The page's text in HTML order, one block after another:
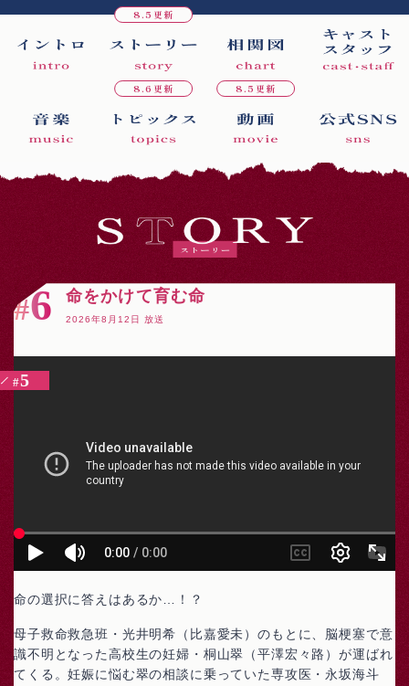
8.5更新
8.6更新 8.5更新
#5
#6 命をかけて育む命
2026年8月12日 放送
命の選択に答えはあるか…！？
母子救命救急班・光井明希（比嘉愛未）のもとに、脳梗塞で意
識不明となった高校生の妊婦・桐山翠（平澤宏々路）が運ばれ
てくる。妊娠に悩む翠の相談に乗っていた専攻医・永坂海斗